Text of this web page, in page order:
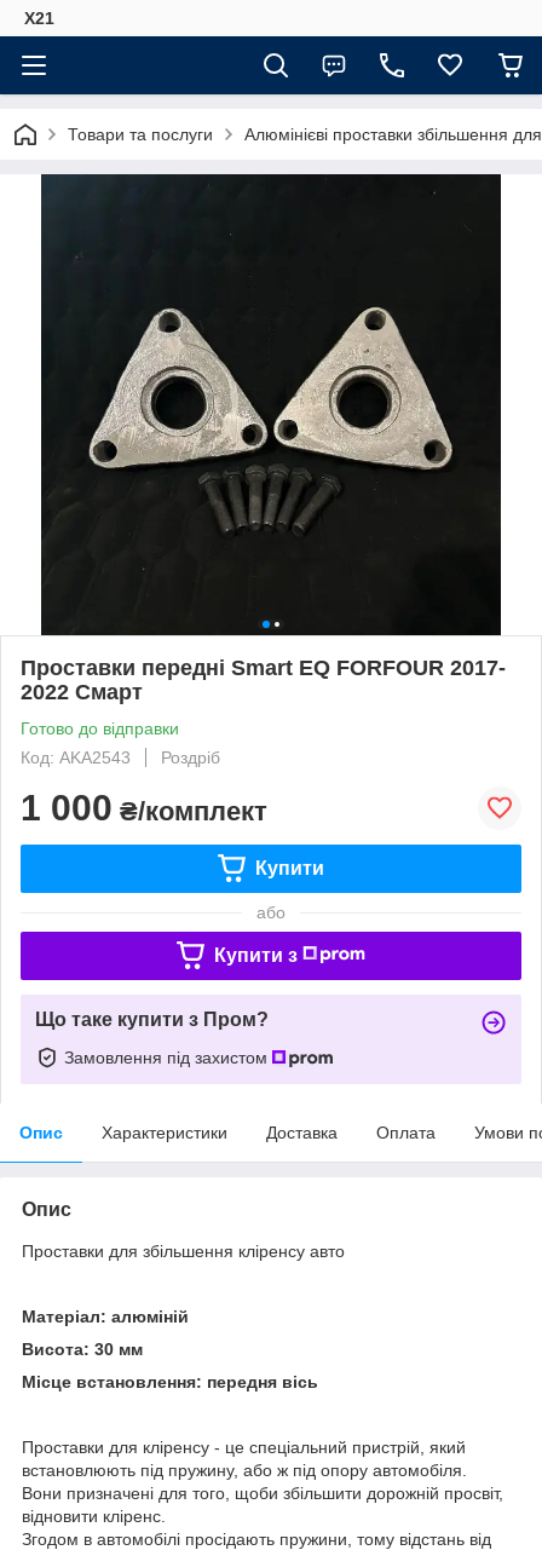
Х21
Товари та послуги Алюмінієві проставки збільшення
Проставки передні Smart EQ FORFOUR 2017-
2022 Смарт
Готово до відправки
Код: AKA2543
Роздріб
1 000 ₴/комплект
Купити
або
Купити з
Що таке купити з Пром?
Замовлення під захистом
Опис Характеристики Доставка Оплата Умови
Опис
Проставки для збільшення кліренсу авто
Матеріал: алюміній
Висота: 30 мм
Місце встановлення: передня вісь
Проставки для кліренсу - це спеціальний пристрій, який
встановлюють під пружину, або ж під опору автомобіля.
Вони призначені для того, щоби збільшити дорожній просвіт,
відновити кліренс.
Згодом в автомобілі просідають пружини, тому відстань від